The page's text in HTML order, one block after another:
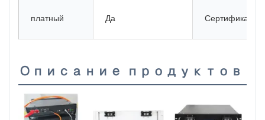
платный Да Сертификация
Описание продуктов